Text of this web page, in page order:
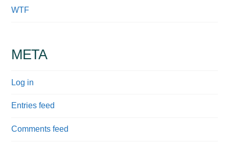
WTF
META
Log in
Entries feed
Comments feed